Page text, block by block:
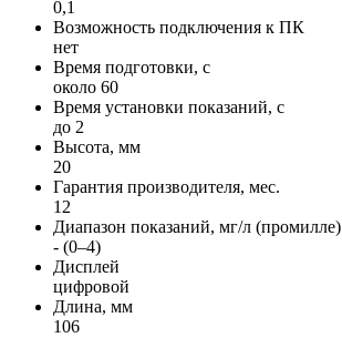
0,1
Возможность подключения к ПК
нет
Время подготовки, с
около 60
Время установки показаний, с
до 2
Высота, мм
20
Гарантия производителя, мес.
12
Диапазон показаний, мг/л (промилле)
- (0–4)
Дисплей
цифровой
Длина, мм
106